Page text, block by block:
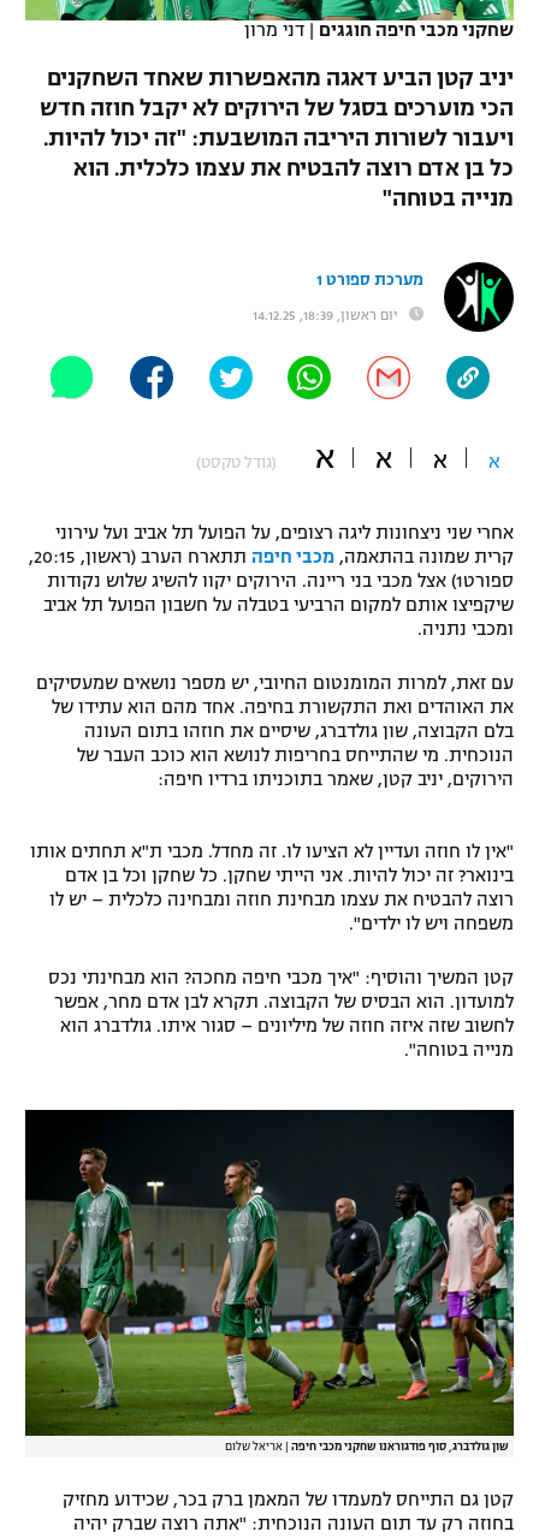
תוצאות
לוח שידורים
ברחבה
"מעל הליגה" – פודקאסט
"מחצית בשכונה" – פודקאסט
תקנון עבור פעילות אלקטרה
תקנון עבור פעילות ספורט 1 – "מרלן"
גיימינג E-Sports
תנאי שימוש
מדיניות פרטיות
רשיון להקרנה פומבית לבית עסק
לוח דרושים – ג'ובנט
הפועל תל אביב
הפועל חיפה
הפועל באר שבע
בני יהודה
ליגה הולנדית
ליגה טורקית
ליגה סינית
ליגה ברזילאית
דני אבדיה
שחייה
ג'ודו
אגרוף
ספורט אולימפי
היאבקות WWE
אופניים
פוטבול אמריקאי NFL
בייסבול MLB
אומנויות לחימה
גיימינג E-Sports
שחקני מכבי חיפה חוגגים | דני מרון
יניב קטן הביע דאגה מהאפשרות שאחד השחקנים
הכי מוערכים בסגל של הירוקים לא יקבל חוזה חדש
ויעבור לשורות היריבה המושבעת: "זה יכול להיות.
כל בן אדם רוצה להבטיח את עצמו כלכלית. הוא
מנייה בטוחה"
מערכת ספורט 1
יום ראשון, 18:39, 14.12.25
א א א א (גודל טקסט)
אחרי שני ניצחונות ליגה רצופים, על הפועל תל אביב ועל עירוני
קרית שמונה בהתאמה, מכבי חיפה
תתארח הערב (ראשון, 20:15,
ספורט1) אצל מכבי בני ריינה. הירוקים יקוו להשיג שלוש נקודות
שיקפיצו אותם למקום הרביעי בטבלה על חשבון הפועל תל אביב
ומכבי נתניה.
עם זאת, למרות המומנטום החיובי, יש מספר נושאים שמעסיקים
את האוהדים ואת התקשורת בחיפה. אחד מהם הוא עתידו של
בלם הקבוצה, שון גולדברג, שיסיים את חוזהו בתום העונה
הנוכחית. מי שהתייחס בחריפות לנושא הוא כוכב העבר של
הירוקים, יניב קטן, שאמר בתוכניתו ברדיו חיפה:
"אין לו חוזה ועדיין לא הציעו לו. זה מחדל. מכבי ת"א תחתים אותו
בינואר? זה יכול להיות. אני הייתי שחקן. כל שחקן וכל בן אדם
רוצה להבטיח את עצמו מבחינת חוזה ומבחינה כלכלית – יש לו
משפחה ויש לו ילדים".
קטן המשיך והוסיף: "איך מכבי חיפה מחכה? הוא מבחינתי נכס
למועדון. הוא הבסיס של הקבוצה. תקרא לבן אדם מחר, אפשר
לחשוב שזה איזה חוזה של מיליונים – סגור איתו. גולדברג הוא
מנייה בטוחה".
שון גולדברג, סוף פודגוראנו שחקני מכבי חיפה אריאל שלום
קטן גם התייחס למעמדו של המאמן ברק בכר, שכידוע מחזיק
בחוזה רק עד תום העונה הנוכחית: "אתה רוצה שברק יהיה